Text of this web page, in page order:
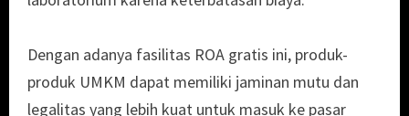
Dengan adanya fasilitas ROA gratis ini, produk-
produk UMKM dapat memiliki jaminan mutu dan
legalitas yang lebih kuat untuk masuk ke pasar